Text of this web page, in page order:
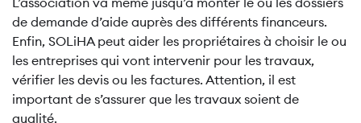
de demande d’aide auprès des différents financeurs.
Enfin, SOLiHA peut aider les propriétaires à choisir le ou
les entreprises qui vont intervenir pour les travaux,
vérifier les devis ou les factures. Attention, il est
important de s’assurer que les travaux soient de
qualité.